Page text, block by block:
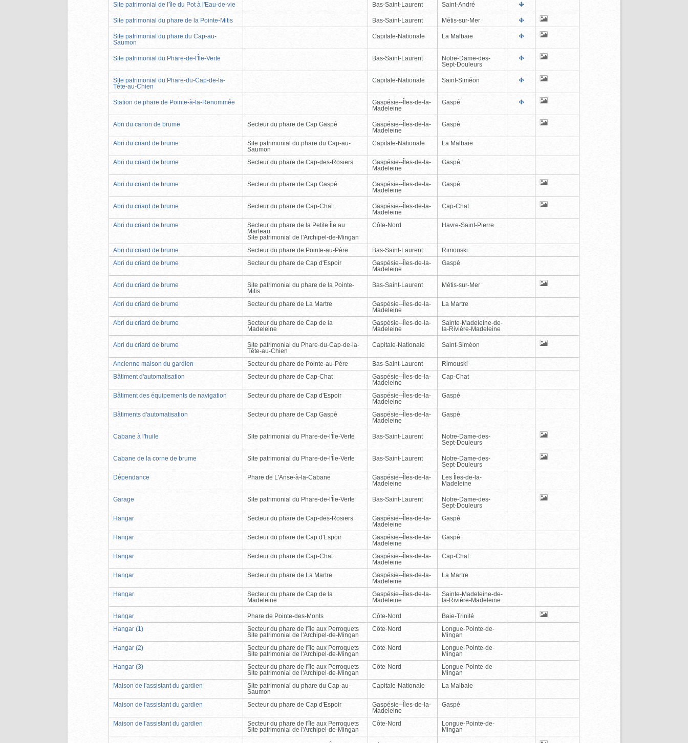
Site patrimonial de l'île du Pot à l'Eau-de-vie Bas-Saint-Laurent Saint-André
Site patrimonial du phare de la Pointe-Mitis Bas-Saint-Laurent Métis-sur-Mer
Site patrimonial du phare du Cap-au-
Saumon
Capitale-Nationale La Malbaie
Site patrimonial du Phare-de-l'Île-Verte Bas-Saint-Laurent
Notre-Dame-des-
Sept-Douleurs
Site patrimonial du Phare-du-Cap-de-la-
Tête-au-Chien
Capitale-Nationale Saint-Siméon
Station de phare de Pointe-à-la-Renommée
Gaspésie--Îles-de-la-
Madeleine
Gaspé
Abri du canon de brume Secteur du phare de Cap Gaspé
Gaspésie--Îles-de-la-
Madeleine
Gaspé
Abri du criard de brume
Site patrimonial du phare du Cap-au-
Saumon
Capitale-Nationale La Malbaie
Abri du criard de brume Secteur du phare de Cap-des-Rosiers
Gaspésie--Îles-de-la-
Madeleine
Gaspé
Abri du criard de brume Secteur du phare de Cap Gaspé
Gaspésie--Îles-de-la-
Madeleine
Gaspé
Abri du criard de brume Secteur du phare de Cap-Chat
Gaspésie--Îles-de-la-
Madeleine
Cap-Chat
Abri du criard de brume
Secteur du phare de la Petite Île au
Marteau
Site patrimonial de l'Archipel-de-Mingan
Côte-Nord Havre-Saint-Pierre
Abri du criard de brume Secteur du phare de Pointe-au-Père Bas-Saint-Laurent
Rimouski
Abri du criard de brume
Secteur du phare de Cap d'Espoir
Gaspésie--Îles-de-la-
Madeleine
Gaspé
Abri du criard de brume
Site patrimonial du phare de la Pointe-
Mitis
Bas-Saint-Laurent Métis-sur-Mer
Abri du criard de brume Secteur du phare de La Martre
Gaspésie--Îles-de-la-
Madeleine
La Martre
Abri du criard de brume
Secteur du phare de Cap de la
Madeleine
Gaspésie--Îles-de-la-
Madeleine
Sainte-Madeleine-de-
la-Rivière-Madeleine
Abri du criard de brume
Site patrimonial du Phare-du-Cap-de-la-
Tête-au-Chien
Capitale-Nationale Saint-Siméon
Ancienne maison du gardien Secteur du phare de Pointe-au-Père Bas-Saint-Laurent
Rimouski
Bâtiment d'automatisation
Secteur du phare de Cap-Chat
Gaspésie--Îles-de-la-
Madeleine
Cap-Chat
Bâtiment des équipements de navigation Secteur du phare de Cap d'Espoir
Gaspésie--Îles-de-la-
Madeleine
Gaspé
Bâtiments d'automatisation Secteur du phare de Cap Gaspé
Gaspésie--Îles-de-la-
Madeleine
Gaspé
Cabane à l'huile Site patrimonial du Phare-de-l'Île-Verte Bas-Saint-Laurent
Notre-Dame-des-
Sept-Douleurs
Cabane de la corne de brume Site patrimonial du Phare-de-l'Île-Verte Bas-Saint-Laurent
Notre-Dame-des-
Sept-Douleurs
Dépendance
Phare de L'Anse-à-la-Cabane
Gaspésie--Îles-de-la-
Madeleine
Les Îles-de-la-
Madeleine
Garage Site patrimonial du Phare-de-l'Île-Verte Bas-Saint-Laurent
Notre-Dame-des-
Sept-Douleurs
Hangar
Secteur du phare de Cap-des-Rosiers
Gaspésie--Îles-de-la-
Madeleine
Gaspé
Hangar Secteur du phare de Cap d'Espoir
Gaspésie--Îles-de-la-
Madeleine
Gaspé
Hangar Secteur du phare de Cap-Chat
Gaspésie--Îles-de-la-
Madeleine
Cap-Chat
Hangar Secteur du phare de La Martre
Gaspésie--Îles-de-la-
Madeleine
La Martre
Hangar
Secteur du phare de Cap de la
Madeleine
Gaspésie--Îles-de-la-
Madeleine
Sainte-Madeleine-de-
la-Rivière-Madeleine
Hangar Phare de Pointe-des-Monts Côte-Nord
Baie-Trinité
Hangar (1)
Secteur du phare de l'île aux Perroquets
Site patrimonial de l'Archipel-de-Mingan
Côte-Nord
Longue-Pointe-de-
Mingan
Hangar (2)
Secteur du phare de l'île aux Perroquets
Site patrimonial de l'Archipel-de-Mingan
Côte-Nord
Longue-Pointe-de-
Mingan
Hangar (3)
Secteur du phare de l'île aux Perroquets
Site patrimonial de l'Archipel-de-Mingan
Côte-Nord
Longue-Pointe-de-
Mingan
Maison de l'assistant du gardien
Site patrimonial du phare du Cap-au-
Saumon
Capitale-Nationale La Malbaie
Maison de l'assistant du gardien Secteur du phare de Cap d'Espoir
Gaspésie--Îles-de-la-
Madeleine
Gaspé
Maison de l'assistant du gardien
Secteur du phare de l'île aux Perroquets
Site patrimonial de l'Archipel-de-Mingan
Côte-Nord
Longue-Pointe-de-
Mingan